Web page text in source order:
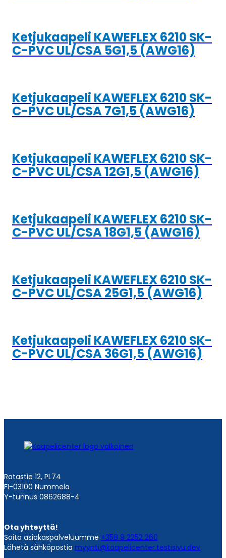
Ketjukaapeli KAWEFLEX 6210 SK-
C-PVC UL/CSA 5G1,5 (AWG16)
Ketjukaapeli KAWEFLEX 6210 SK-
C-PVC UL/CSA 7G1,5 (AWG16)
Ketjukaapeli KAWEFLEX 6210 SK-
C-PVC UL/CSA 12G1,5 (AWG16)
Ketjukaapeli KAWEFLEX 6210 SK-
C-PVC UL/CSA 18G1,5 (AWG16)
Ketjukaapeli KAWEFLEX 6210 SK-
C-PVC UL/CSA 25G1,5 (AWG16)
Ketjukaapeli KAWEFLEX 6210 SK-
C-PVC UL/CSA 36G1,5 (AWG16)
Ratastie 12, PL74
FI-03100 Nummela
Y-tunnus 0862688-4
Ota yhteyttä!
Soita asiakaspalveluumme +358 9 2252 260
Lähetä sähköpostia myynti@kaapelicenter.testisivu.dev